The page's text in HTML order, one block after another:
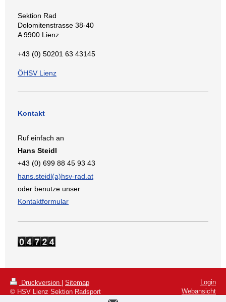
Sektion Rad
Dolomitenstrasse 38-40
A 9900 Lienz
+43 (0) 50201 63 43145
ÖHSV Lienz
Kontakt
Ruf einfach an
Hans Steidl
+43 (0) 699 88 45 93 43
hans.steidl(a)hsv-rad.at
oder benutze unser
Kontaktformular
Druckversion | Sitemap
© HSV Lienz Sektion Radsport
Login
Webansicht